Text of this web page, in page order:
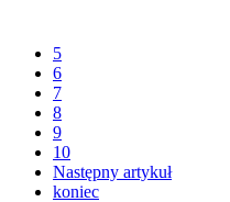
5
6
7
8
9
10
Następny artykuł
koniec